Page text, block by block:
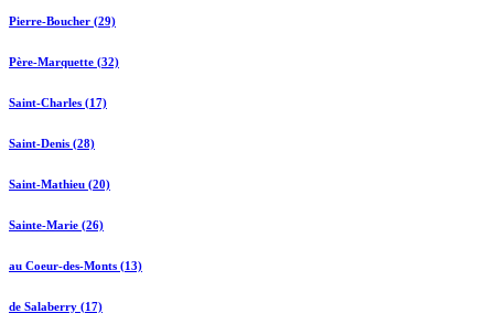
Pierre-Boucher (29)
Père-Marquette (32)
Saint-Charles (17)
Saint-Denis (28)
Saint-Mathieu (20)
Sainte-Marie (26)
au Coeur-des-Monts (13)
de Salaberry (17)